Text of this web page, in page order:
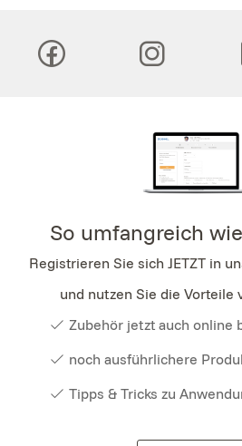
So umfangreich
Registrieren Sie sich JETZT in
und nutzen Sie die Vorteile
Zubehör jetzt auch online
noch ausführlichere
Tipps & Tricks zu